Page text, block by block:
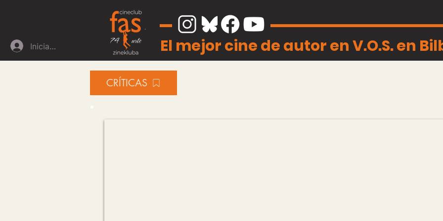
Iniciar sesión El mejor cine de autor en V.O.S. en
CRÍTICAS